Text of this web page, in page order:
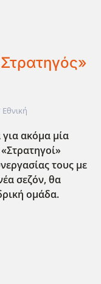
Εθνική
ακόμα μία
τους με
σεζόν, θα
ομάδα.